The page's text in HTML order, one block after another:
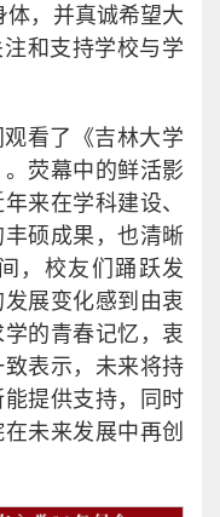
体，并真诚希望大
和支持学校与学
看了《吉林大学
荧幕中的鲜活影
来在学科建设、
硕成果，也清晰
，校友们踊跃发
展变化感到由衷
的青春记忆，衷
表示，未来将持
提供支持，同时
未来发展中再创